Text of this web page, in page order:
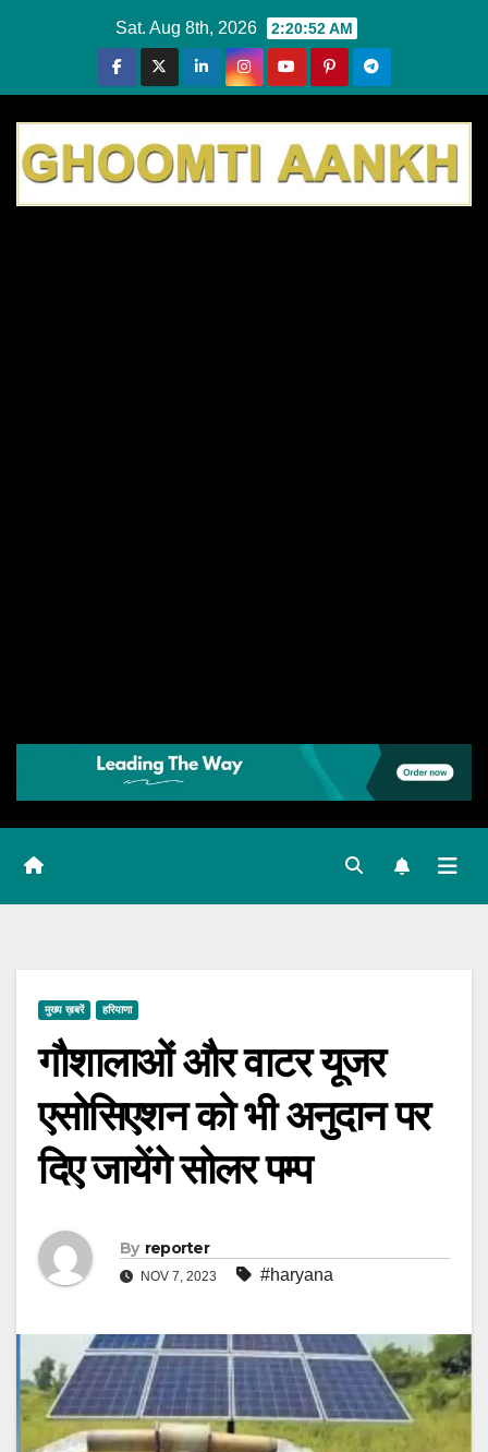
Sat. Aug 8th, 2026 2:20:53 AM
मुख्य ख़बरें हरियाणा
गौशालाओं और वाटर यूजर
एसोसिएशन को भी अनुदान पर
दिए जायेंगे सोलर पम्प
By reporter
NOV 7, 2023 #haryana